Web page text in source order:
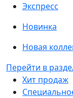
Экспресс
Новинка
Новая
Перейти в
Хит продаж